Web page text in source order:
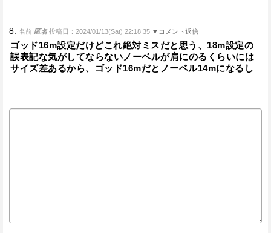
8. 名前:匿名 投稿日：2024/01/13(Sat) 22:18:35 ▼コメント返信
ゴッド16m設定だけどこれ絶対ミスだと思う、18m設定の
誤表記な気がしてならないノーベルが肩にのるくらいには
サイズ差あるから、ゴッド16mだとノーベル14mになるし